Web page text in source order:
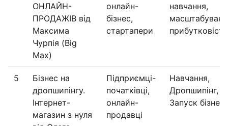
ОНЛАЙН-
ПРОДАЖІВ від
Максима
Чурпія (Big
Max)
онлайн-
бізнес,
стартапери
навчання,
прибутковість
5
Бізнес на
дропшипінгу.
Інтернет-
магазин з нуля
Підприємці-
початківці,
онлайн-
продавці
Навчання,
Дропшипінг,
Запуск